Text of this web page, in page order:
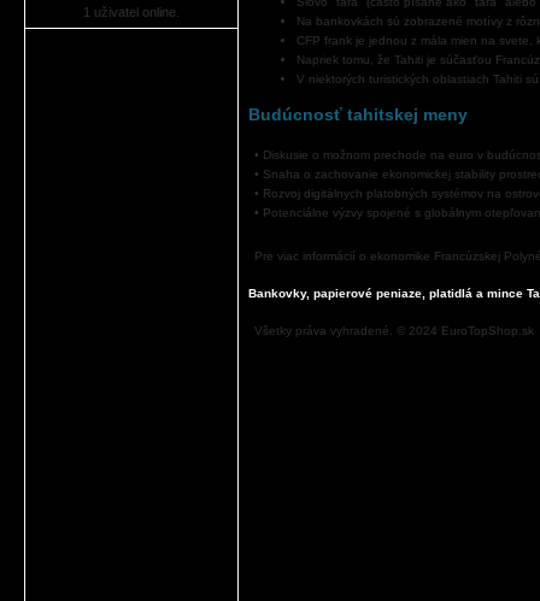
1 uživatel online.
Na bankovkách sú zobrazené motívy z
CFP frank je jednou z mála mien na
Napriek tomu, že Tahiti je súčasťou
V niektorých turistických oblastiach Tahiti
Budúcnosť tahitskej meny
• Diskusie o možnom prechode na euro v
• Snaha o zachovanie ekonomickej stability
• Rozvoj digitálnych platobných systémov na
• Potenciálne výzvy spojené s globálnym
Pre viac informácií o ekonomike Francúzskej
Bankovky, papierové peniaze, platidlá a mince
Všetky práva vyhradené. © 2024 EuroTopShop.sk